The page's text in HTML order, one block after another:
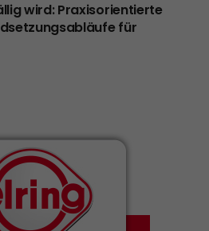
wird: Praxisorientierte
für